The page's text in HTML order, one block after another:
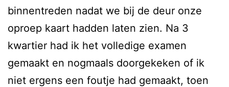
binnentreden nadat we bij de deur onze
oproep kaart hadden laten zien. Na 3
kwartier had ik het volledige examen
gemaakt en nogmaals doorgekeken of ik
niet ergens een foutje had gemaakt, toen